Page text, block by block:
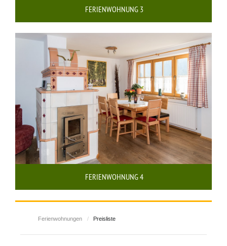
FERIENWOHNUNG 3
FERIENWOHNUNG 4
Ferienwohnungen / Preisliste